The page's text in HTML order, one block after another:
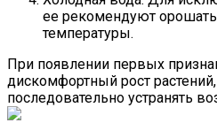
ее рекомендуют
температуры.
При появлении первых
дискомфортный рост
последовательно устранять